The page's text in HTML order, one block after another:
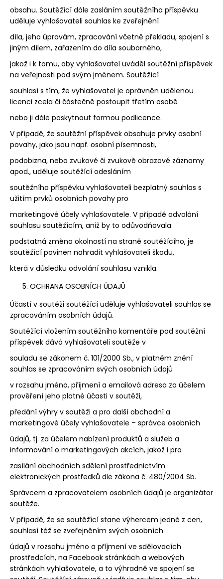
obsahu. Soutěžící dále zasláním soutěžního příspěvku
uděluje vyhlašovateli souhlas ke zveřejnění
díla, jeho úpravám, zpracování včetně překladu, spojení s
jiným dílem, zařazením do díla souborného,
jakož i k tomu, aby vyhlašovatel uváděl soutěžní příspěvek
na veřejnosti pod svým jménem. Soutěžící
souhlasí s tím, že vyhlašovatel je oprávněn udělenou
licenci zcela či částečně postoupit třetím osobě
nebo ji dále poskytnout formou podlicence.
V případě, že soutěžní příspěvek obsahuje prvky osobní
povahy, jako jsou např. osobní písemnosti,
podobizna, nebo zvukové či zvukově obrazové záznamy
apod., uděluje soutěžící odesláním
soutěžního příspěvku vyhlašovateli bezplatný souhlas s
užitím prvků osobních povahy pro
marketingové účely vyhlašovatele. V případě odvolání
souhlasu soutěžícím, aniž by to odůvodňovala
podstatná změna okolností na straně soutěžícího, je
soutěžící povinen nahradit vyhlašovateli škodu,
která v důsledku odvolání souhlasu vznikla.
OCHRANA OSOBNÍCH ÚDAJŮ
Účastí v soutěži soutěžící uděluje vyhlašovateli souhlas se
zpracováním osobních údajů.
Soutěžící vložením soutěžního komentáře pod soutěžní
příspěvek dává vyhlašovateli soutěže v
souladu se zákonem č. 101/2000 Sb., v platném znění
souhlas se zpracováním svých osobních údajů
v rozsahu jméno, příjmení a emailová adresa za účelem
prověření jeho platné účasti v soutěži,
předání výhry v soutěži a pro další obchodní a
marketingové účely vyhlašovatele – správce osobních
údajů, tj. za účelem nabízení produktů a služeb a
informování o marketingových akcích, jakož i pro
zasílání obchodních sdělení prostřednictvím
elektronických prostředků dle zákona č. 480/2004 Sb.
Správcem a zpracovatelem osobních údajů je organizátor
soutěže.
V případě, že se soutěžící stane výhercem jedné z cen,
souhlasí též se zveřejněním svých osobních
údajů v rozsahu jméno a příjmení ve sdělovacích
prostředcích, na Facebook stránkách a webových
stránkách vyhlašovatele, a to výhradně ve spojení se